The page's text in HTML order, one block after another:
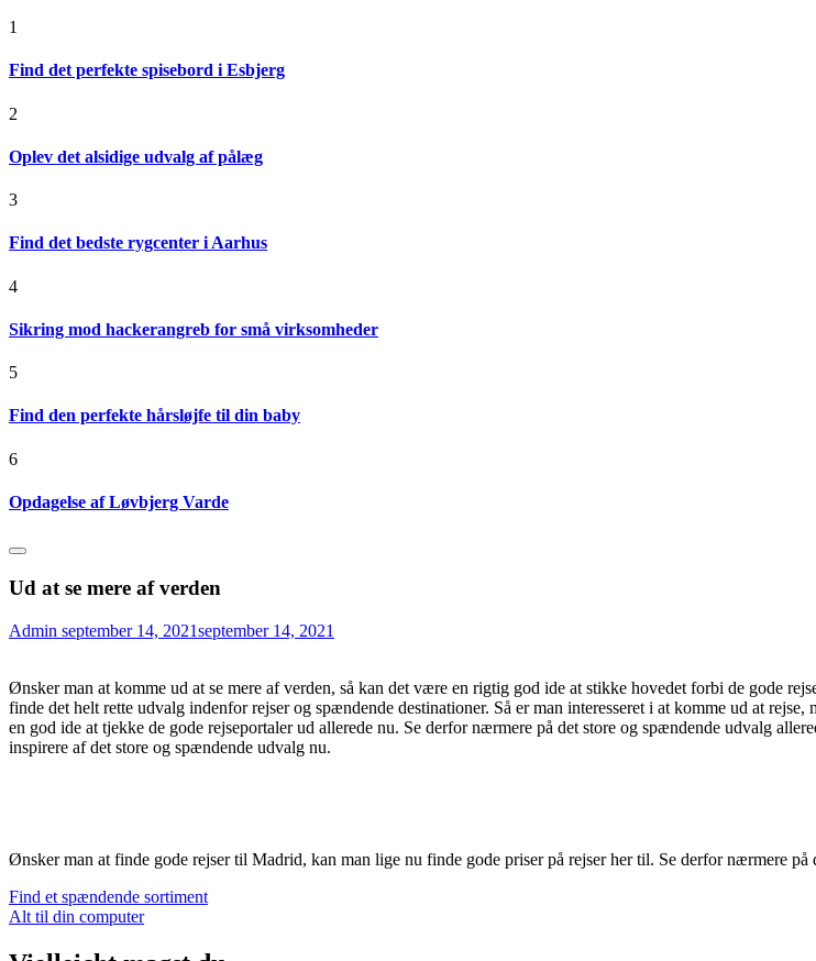
1
Find det perfekte spisebord i Esbjerg
2
Oplev det alsidige udvalg af pålæg
3
Find det bedste rygcenter i Aarhus
4
Sikring mod hackerangreb for små virksomheder
5
Find den perfekte hårsløjfe til din baby
6
Opdagelse af Løvbjerg Varde
Ud at se mere af verden
Admin september 14, 2021september 14, 2021
Ønsker man at komme ud at se mere af verden, så kan det være en rigtig god ide at stikke hovedet forbi de gode
finde det helt rette udvalg indenfor rejser og spændende destinationer. Så er man interesseret i at komme ud at
en god ide at tjekke de gode rejseportaler ud allerede nu. Se derfor nærmere på det store og spændende udvalg
inspirere af det store og spændende udvalg nu.
Ønsker man at finde gode rejser til Madrid, kan man lige nu finde gode priser på rejser her til. Se derfor nærmere
Indlægsnavigation
Find et spændende sortiment
Alt til din computer